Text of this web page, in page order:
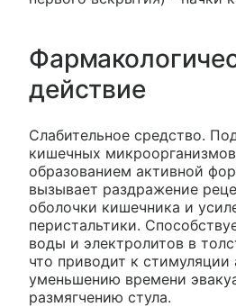
действие
Слабительное средство.
кишечных
образованием активной
вызывает раздражение
оболочки кишечника и
перистальтики.
воды и электролитов в
что приводит к стимуляции
уменьшению времени
размягчению стула.